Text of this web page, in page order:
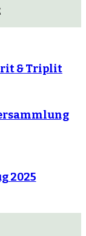
& Triplit
2025